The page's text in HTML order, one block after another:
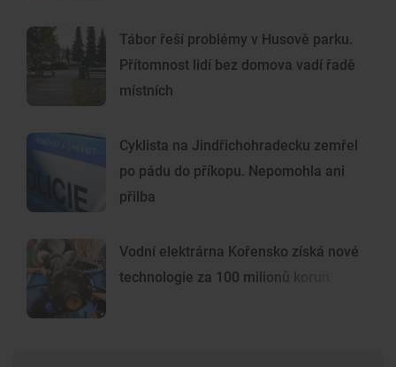
Tábor řeší problémy v Husově parku.
Přítomnost lidí bez domova vadí řadě
místních
Cyklista na Jindřichohradecku zemřel
po pádu do příkopu. Nepomohla ani
přilba
Vodní elektrárna Kořensko získá nové
technologie za 100 milionů korun